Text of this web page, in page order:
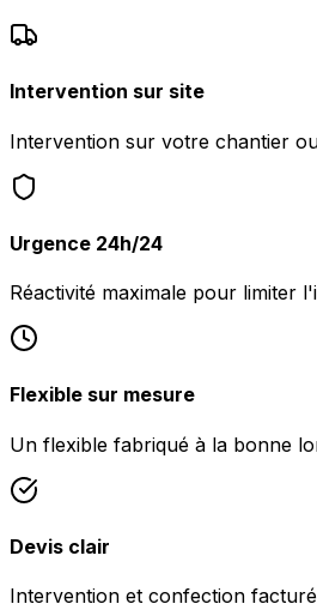
Intervention sur site
Intervention sur votre chantier
Urgence 24h/24
Réactivité maximale pour limiter
Flexible sur mesure
Un flexible fabriqué à la bonne
Devis clair
Intervention et confection